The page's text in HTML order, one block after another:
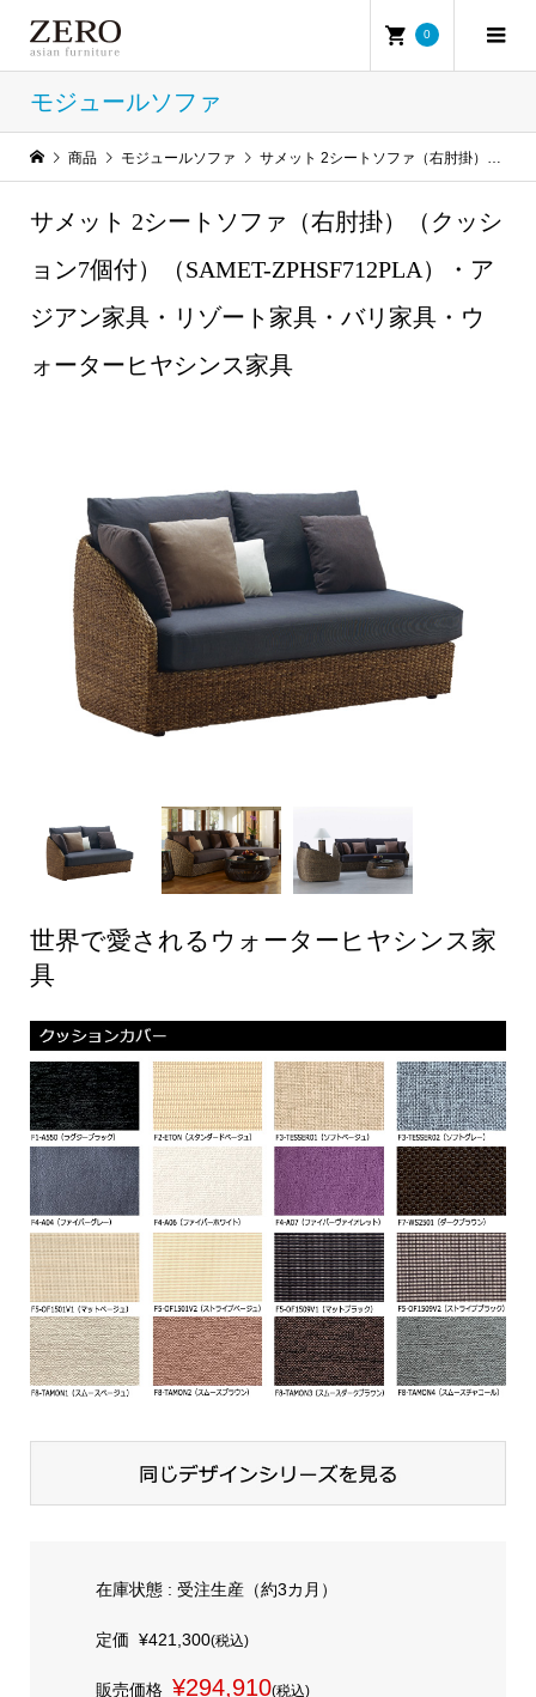
0
モジュールソファ
商品 モジュールソファ サメット 2シートソファ（右肘掛）（クッション7個付）（SAMET-ZPHSF712PLA）・アジアン家具・リゾート家具・バリ家具・ウォーターヒヤシンス家具
サメット 2シートソファ（右肘掛）（クッシ
ョン7個付）（SAMET-ZPHSF712PLA）・ア
ジアン家具・リゾート家具・バリ家具・ウ
ォーターヒヤシンス家具
世界で愛されるウォーターヒヤシンス家
具
在庫状態 : 受注生産（約3カ月）
定価 ¥421,300(税込)
販売価格 ¥294,910(税込)